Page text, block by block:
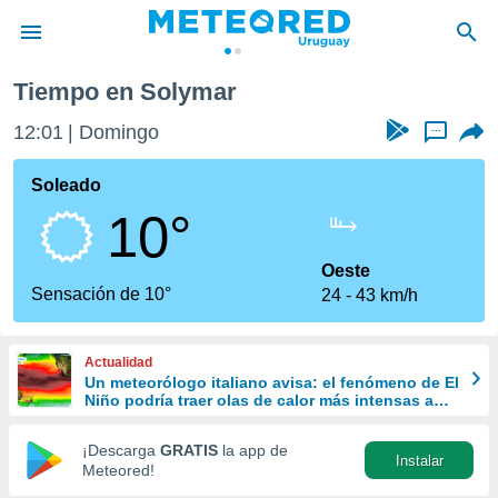
de
ha
calidad.
a este
las
y
forma
digital
basada
Tiempo en Solymar
12:01 Domingo ...
Soleado
10°
Sensación de 10°
Oeste
24
43 km/h
Actualidad
Un meteorólogo italiano avisa: el fenómeno de El
Niño podría traer olas de calor más intensas a
¡Descarga GRATIS la app de
Meteored!
Instalar